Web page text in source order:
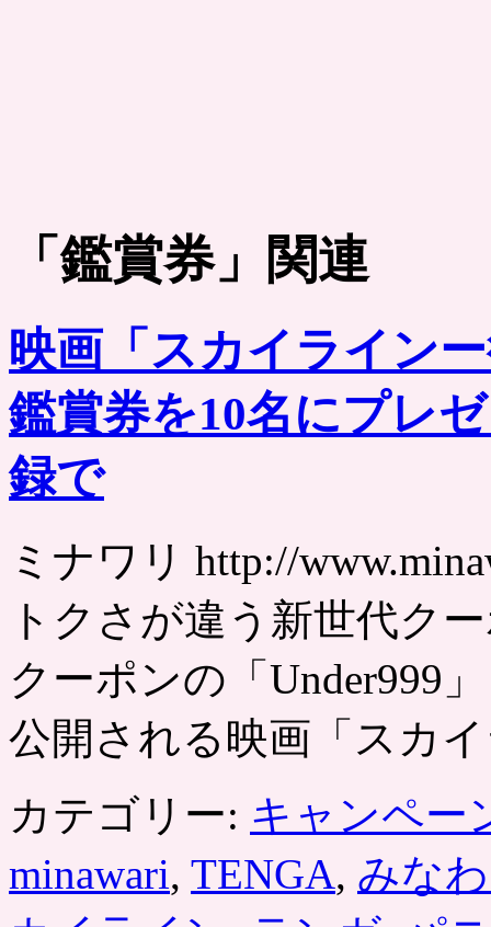
「鑑賞券」関連
映画「スカイライン
鑑賞券を10名にプレ
録で
ミナワリ http://
トクさが違う新世代ク
クーポンの「Under999
公開される映画「スカ
カテゴリー: キャンペー
minawari, TENGA, みな